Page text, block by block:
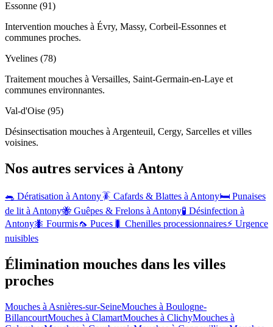
Essonne (91)
Intervention mouches à Évry, Massy, Corbeil-Essonnes et
communes proches.
Yvelines (78)
Traitement mouches à Versailles, Saint-Germain-en-Laye et
communes environnantes.
Val-d'Oise (95)
Désinsectisation mouches à Argenteuil, Cergy, Sarcelles et villes
voisines.
Nos autres services àAntony
🐀 Dératisation à Antony🪳 Cafards & Blattes à Antony🛏️ Punaises
de lit à Antony🐝 Guêpes & Frelons à Antony🧪 Désinfection à
Antony🐜 Fourmis🦟 Puces 🐛 Chenilles processionnaires⚡ Urgence
nuisibles
Élimination mouches dans les villes
proches
Mouches à Asnières-sur-SeineMouches à Boulogne-
BillancourtMouches à ClamartMouches à ClichyMouches à